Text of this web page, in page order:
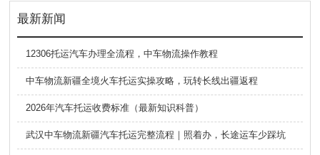
最新新闻
12306托运汽车办理全流程，中车物流操作教程
中车物流新疆全境火车托运实操攻略，玩转长线出疆返程
2026年汽车托运收费标准（最新知识科普）
武汉中车物流新疆汽车托运完整流程｜照着办，长途运车少踩坑